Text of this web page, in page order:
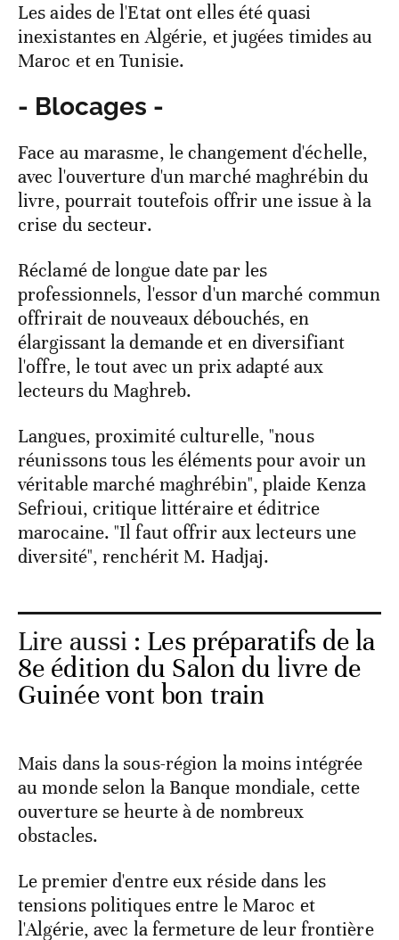
Les aides de l'Etat ont elles été quasi
inexistantes en Algérie, et jugées timides au
Maroc et en Tunisie.
- Blocages -
Face au marasme, le changement d'échelle,
avec l'ouverture d'un marché maghrébin du
livre, pourrait toutefois offrir une issue à la
crise du secteur.
Réclamé de longue date par les
professionnels, l'essor d'un marché commun
offrirait de nouveaux débouchés, en
élargissant la demande et en diversifiant
l'offre, le tout avec un prix adapté aux
lecteurs du Maghreb.
Langues, proximité culturelle, "nous
réunissons tous les éléments pour avoir un
véritable marché maghrébin", plaide Kenza
Sefrioui, critique littéraire et éditrice
marocaine. "Il faut offrir aux lecteurs une
diversité", renchérit M. Hadjaj.
Lire aussi : Les préparatifs de la
8e édition du Salon du livre de
Guinée vont bon train
Mais dans la sous-région la moins intégrée
au monde selon la Banque mondiale, cette
ouverture se heurte à de nombreux
obstacles.
Le premier d'entre eux réside dans les
tensions politiques entre le Maroc et
l'Algérie, avec la fermeture de leur frontière